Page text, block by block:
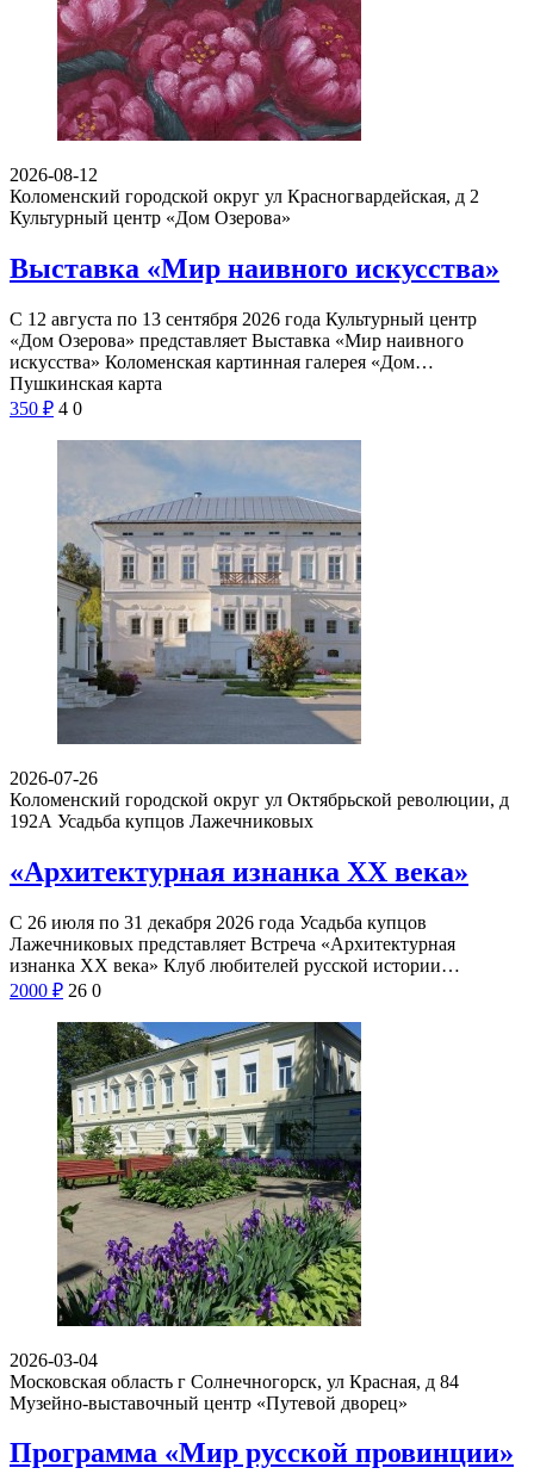
2026-08-12
Коломенский городской округ ул Красногвардейская, д 2
Культурный центр «Дом Озерова»
Выставка «Мир наивного искусства»
С 12 августа по 13 сентября 2026 года Культурный центр
«Дом Озерова» представляет Выставка «Мир наивного
искусства» Коломенская картинная галерея «Дом…
Пушкинская карта
350 ₽ 4 0
2026-07-26
Коломенский городской округ ул Октябрьской революции, д
192А Усадьба купцов Лажечниковых
«Архитектурная изнанка XX века»
С 26 июля по 31 декабря 2026 года Усадьба купцов
Лажечниковых представляет Встреча «Архитектурная
изнанка XX века» Клуб любителей русской истории…
2000 ₽ 26 0
2026-03-04
Московская область г Солнечногорск, ул Красная, д 84
Музейно-выставочный центр «Путевой дворец»
Программа «Мир русской провинции»